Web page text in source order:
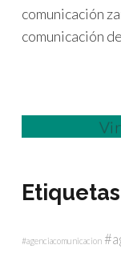
comunicación
comunicación
Etiquetas
#agenciacomunicacion